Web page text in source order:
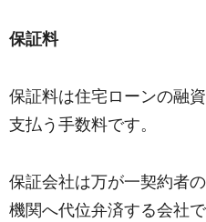
保証料
保証料は住宅ローンの融
支払う手数料です。
保証会社は万が一契約者
機関へ代位弁済する会社で